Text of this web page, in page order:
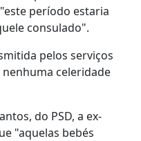
período estaria
consulado".
pelos serviços
celeridade
do PSD, a ex-
"aquelas bebés